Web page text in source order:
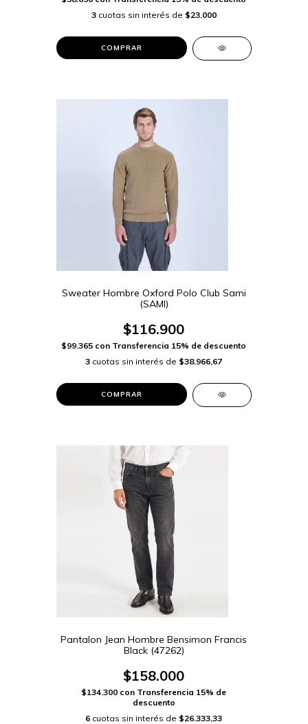
3 cuotas sin interés de $23.000
COMPRAR
Sweater Hombre Oxford Polo Club Sami
(SAMI)
$116.900
$99.365 con Transferencia 15% de descuento
3 cuotas sin interés de $38.966,67
COMPRAR
Pantalon Jean Hombre Bensimon Francis
Black (47262)
$158.000
$134.300 con Transferencia 15% de
descuento
6 cuotas sin interés de $26.333,33